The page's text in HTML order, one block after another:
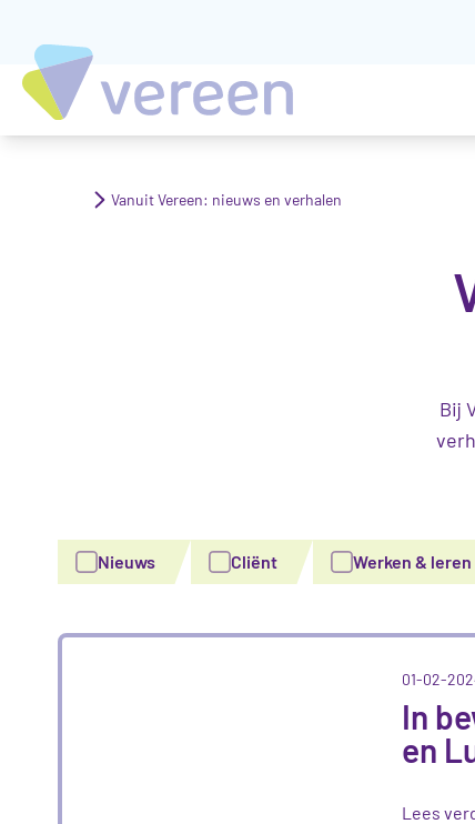
Vanuit Vereen: nieuws en verhalen
Bij
Nieuws Cliënt Werken & leren
In
en
01-02-
Lees